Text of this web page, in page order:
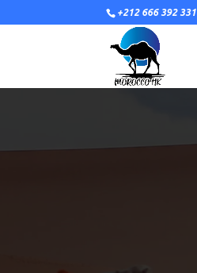
+212 666 392 331